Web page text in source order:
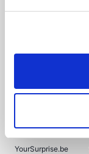
SupraBazar
YourSurprise.be